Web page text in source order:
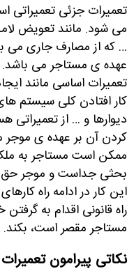
تعمیرات جزئی تعمیراتی
می شود. مانند تعویض
… که از مصارف جاری می
عهده ی مستاجر می باشد.
تعمیرات اساسی مانند
کار افتادن کلی سیستم
دیوارها و … از
کردن آن بر عهده ی موجر
ممکن است مستاجر به
بحثی جداست و موجر حق
این کار در ادامه راه
راه قانونی اقدام به
مستاجر مقصر است، بکند.
نکاتی پیرامون